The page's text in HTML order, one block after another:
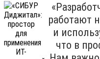
работают
и
что в